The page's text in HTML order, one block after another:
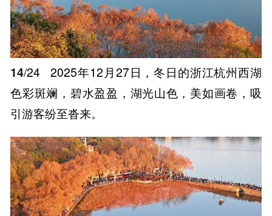
14/24
2025年12月27日，冬日的浙江杭州西湖
色彩斑斓，碧水盈盈，湖光山色，美如画卷，吸
引游客纷至沓来。